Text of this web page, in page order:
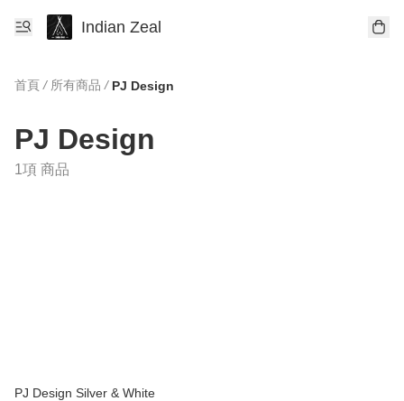
Indian Zeal
首頁 / 所有商品 / PJ Design
PJ Design
1項 商品
PJ Design Silver & White